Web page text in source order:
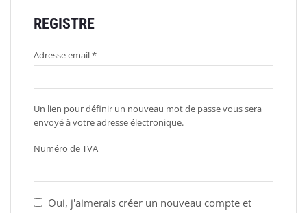
REGISTRE
Adresse email*
Un lien pour définir un nouveau mot de passe vous sera
envoyé à votre adresse électronique.
Numéro de TVA
Oui, j'aimerais créer un nouveau compte et